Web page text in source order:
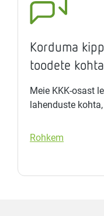
Korduma
toodete kohta
Meie KKK-osast
lahenduste
Rohkem